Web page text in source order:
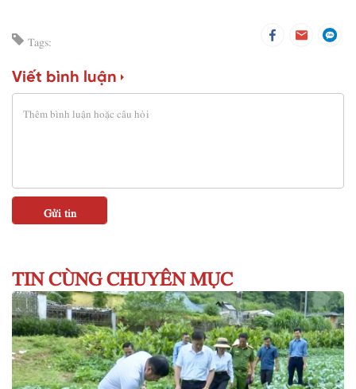
Tags:
Viết bình luận
TIN CÙNG CHUYÊN MỤC